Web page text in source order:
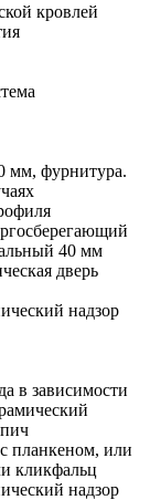
кровлей
фурнитура.
40 мм
дверь
надзор
в зависимости
планкеном, или
кликфальц
надзор